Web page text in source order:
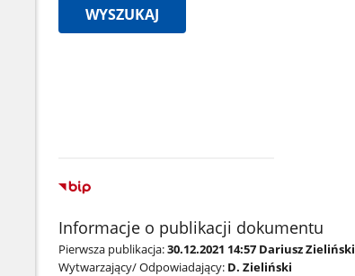
WYSZUKAJ
Informacje o publikacji dokumentu
Pierwsza publikacja:30.12.2021 14:57 Dariusz Zieliński
Wytwarzający/ Odpowiadający: D. Zieliński